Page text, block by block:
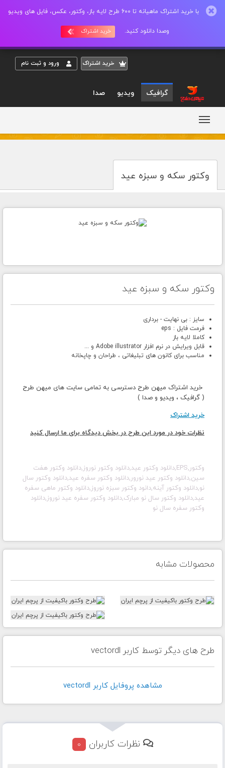
با خرید اشتراک ماهیانه تا 600 طرح لایه باز، وکتور، عکس، فایل های ویدیو
وصدا دانلود کنید. خرید اشتراک
خريد اشتراک ورود و ثبت نام
گرافیک ویدیو صدا
وکتور سکه و سبزه عید
وکتور سکه و سبزه عید
سایز : بی نهایت - برداری
فرمت فایل : eps
کاملا لایه باز
قابل ویرایش در نرم افزار Adobe illustrator و ...
مناسب برای کانون های تبلیغاتی ، طراحان و چاپخانه
خرید اشتراک میهن طرح دسترسی به تمامی سایت های میهن طرح
( گرافیک ، ویدیو و صدا )
خرید اشتراک
نظرات خود در مورد این طرح در بخش دیدگاه برای ما ارسال کنید
وکتور,EPS,دانلود وکتور عید,دانلود وکتور نوروز,دانلود وکتور هفت
سین,دانلود وکتور عید نورور,دانلود وکتور سفره عید,دانلود وکتور سال
نو,دانلود وکتور آینه,دانود وکتور سبزه نوروز,دانلود وکتور ماهی سفره
عید,دانلود وکتور سال نو مبارک,دانلود وکتور سفره عید نوروز,دانلود
وکتور سفره سال نو
محصولات مشابه
طرح های دیگر توسط کاربر vectordl
مشاهده پروفايل کاربر vectordl
نظرات کاربران 0